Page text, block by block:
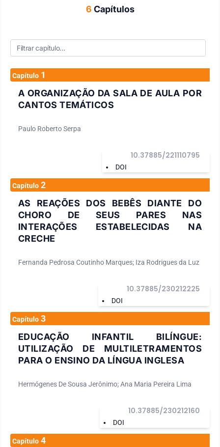
6 Capítulos
Capítulo 1
A ORGANIZAÇÃO DA SALA DE AULA POR
CANTOS TEMÁTICOS
Paulo Roberto Serpa
DOI
10.37885/221110795
Capítulo 2
AS REAÇÕES DOS BEBÊS DIANTE DO
CHORO DE SEUS PARES NAS
INTERAÇÕES ESTABELECIDAS NA
CRECHE
Fernanda Pedrosa Coutinho Marques; Iza Rodrigues da Luz
DOI
10.37885/230212225
Capítulo 3
EDUCAÇÃO INFANTIL BILÍNGUE:
UTILIZAÇÃO DE MULTILETRAMENTOS
PARA O ENSINO DA LÍNGUA INGLESA
Hermógenes De Sousa Jerônimo; Ana Maria Pereira Lima
DOI
10.37885/230212160
Capítulo 4